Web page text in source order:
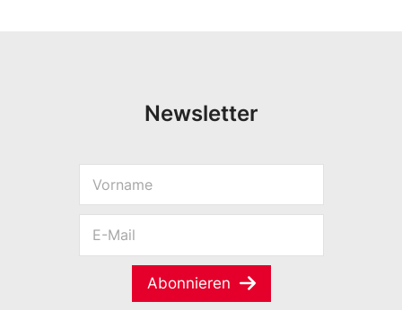
Newsletter
V
r
m
E
a
i
l
M
Abonnieren